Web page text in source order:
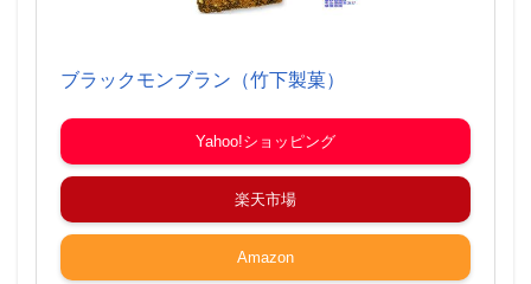
ブラックモンブラン（竹下製菓）
Yahoo!ショッピング
楽天市場
Amazon